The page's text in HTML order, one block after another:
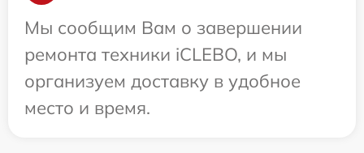
Мы сообщим Вам о завершении
ремонта техники iCLEBO, и мы
организуем доставку в удобное
место и время.